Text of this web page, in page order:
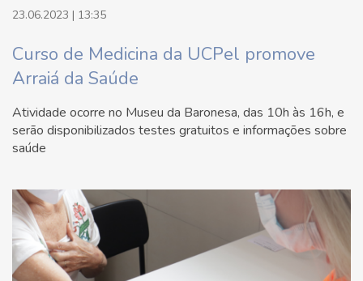
23.06.2023 | 13:35
Curso de Medicina da UCPel promove
Arraiá da Saúde
Atividade ocorre no Museu da Baronesa, das 10h às 16h, e
serão disponibilizados testes gratuitos e informações sobre
saúde